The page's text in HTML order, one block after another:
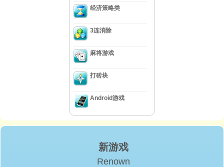
经济策略类
3连消除
麻将游戏
打砖块
Android游戏
新游戏
Renown